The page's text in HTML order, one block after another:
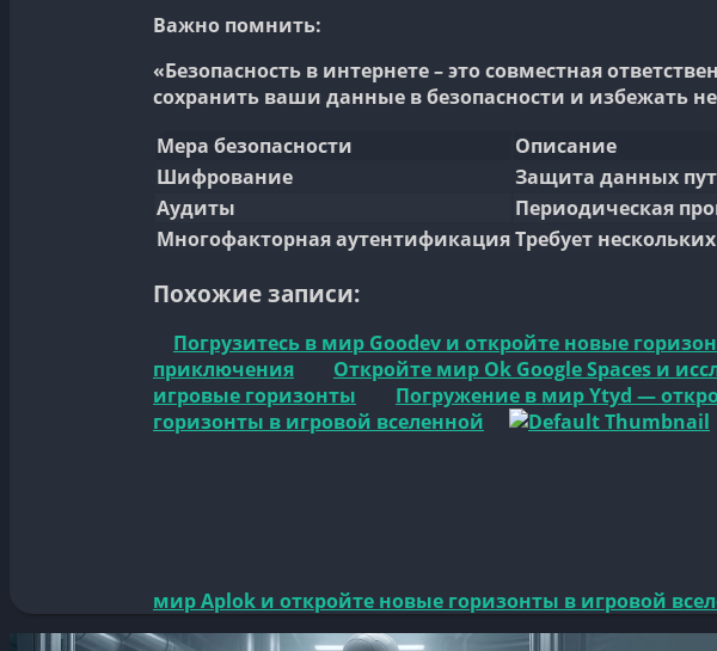
Важно помнить:
«Безопасность в интернете – это совместная
сохранить ваши данные в безопасности и избежать
Мера безопасности
Описание
Шифрование
Защита данных
Аудиты
Периодическая
Многофакторная аутентификацияТребует
Похожие записи:
Погрузитесь в мир Goodev и откройте новые
приключения
Откройте мир Ok Google Spaces и
игровые горизонты
Погружение в мир Ytyd —
горизонты в игровой вселенной
мир Aplok и откройте новые горизонты в игровой